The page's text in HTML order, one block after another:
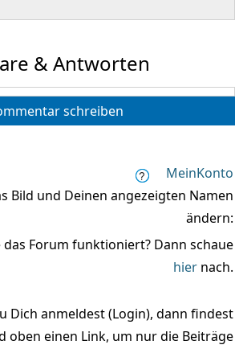
& Antworten
schreiben
MeinKonto
Bild und Deinen angezeigten Namen
ändern:
Forum funktioniert? Dann schaue
hier nach.
Dich anmeldest (Login), dann findest
oben einen Link, um nur die Beiträge